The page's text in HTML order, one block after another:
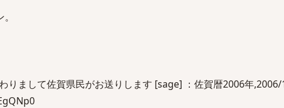
りまして佐賀県民がお送りします [sage] ：佐賀暦2006年